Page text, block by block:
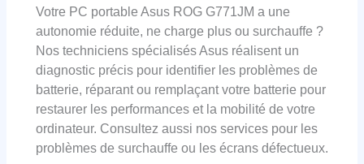
Votre PC portable Asus ROG G771JM a une
autonomie réduite, ne charge plus ou surchauffe ?
Nos techniciens spécialisés Asus réalisent un
diagnostic précis pour identifier les problèmes de
batterie, réparant ou remplaçant votre batterie pour
restaurer les performances et la mobilité de votre
ordinateur. Consultez aussi nos services pour les
problèmes de surchauffe ou les écrans défectueux.